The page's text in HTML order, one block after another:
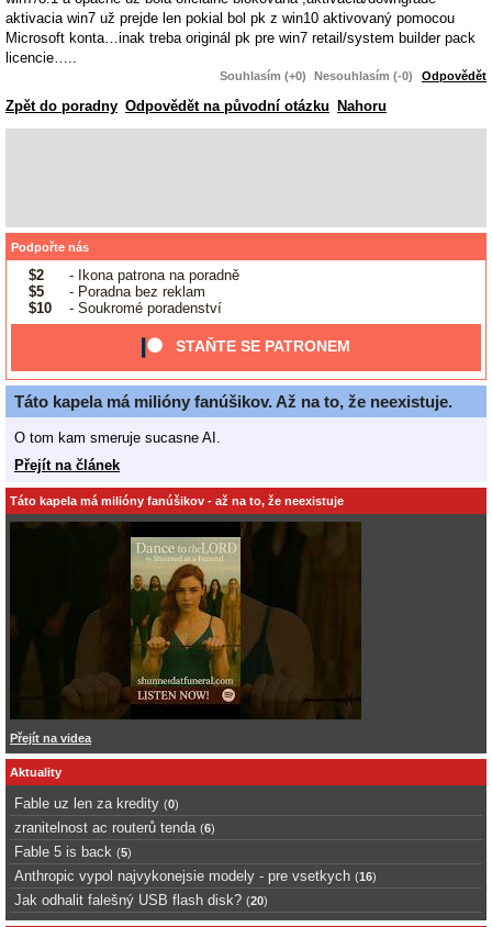
aktivacia win7 už prejde len pokial bol pk z win10 aktivovaný pomocou
Microsoft konta…inak treba originál pk pre win7 retail/system builder pack
licencie…..
Souhlasím (+0) Nesouhlasím (-0) Odpovědět
Zpět do poradny Odpovědět na původní otázku Nahoru
Podpořte nás
$2
- Ikona patrona na poradně
$5
- Poradna bez reklam
$10
- Soukromé poradenství
STAŇTE SE PATRONEM
Táto kapela má milióny fanúšikov. Až na to, že neexistuje.
O tom kam smeruje sucasne AI.
Přejít na článek
Táto kapela má milióny fanúšikov - až na to, že neexistuje
Přejít na videa
Aktuality
Fable uz len za kredity (0)
zranitelnost ac routerů tenda (6)
Fable 5 is back (5)
Anthropic vypol najvykonejsie modely - pre vsetkych (16)
Jak odhalit falešný USB flash disk? (20)